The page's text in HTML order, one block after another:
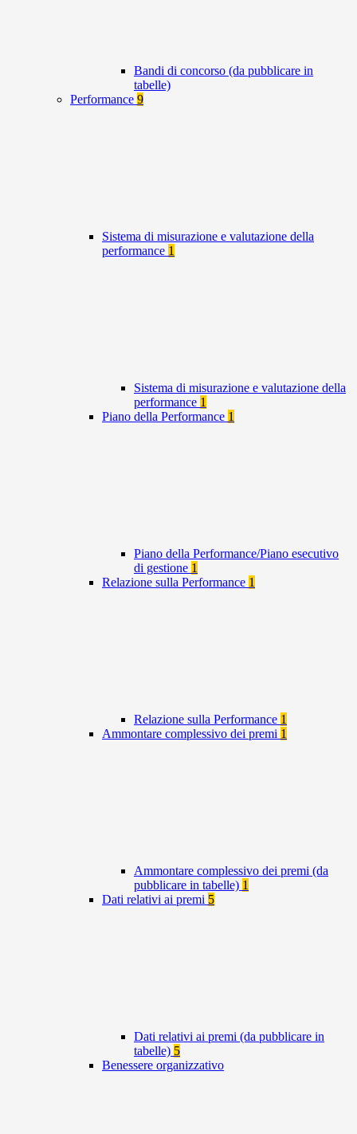
Bandi di concorso (da pubblicare in
tabelle)
Performance 9
Sistema di misurazione e valutazione della
performance 1
Sistema di misurazione e valutazione della
performance 1
Piano della Performance 1
Piano della Performance/Piano esecutivo
di gestione 1
Relazione sulla Performance 1
Relazione sulla Performance 1
Ammontare complessivo dei premi 1
Ammontare complessivo dei premi (da
pubblicare in tabelle) 1
Dati relativi ai premi 5
Dati relativi ai premi (da pubblicare in
tabelle) 5
Benessere organizzativo